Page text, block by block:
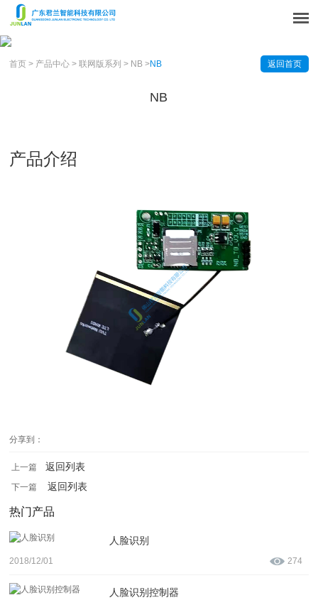
首页 > 产品中心 >联网版系列 > NB >NB 返回首页
NB
产品介绍
分享到：
上一篇返回列表
下一篇返回列表
热门产品
人脸识别
2018/12/01 274
人脸识别控制器